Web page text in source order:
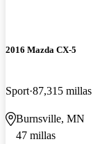
2016 Mazda CX-5
Sport 87,315 millas
Burnsville, MN
47 millas